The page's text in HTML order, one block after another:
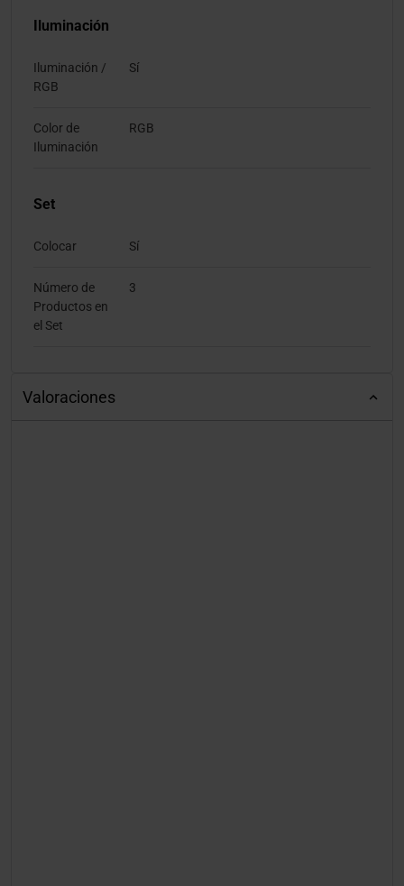
Iluminación
Iluminación /
RGB
Sí
Color de
Iluminación
RGB
Set
Colocar Sí
Número de
Productos en
el Set
3
Valoraciones